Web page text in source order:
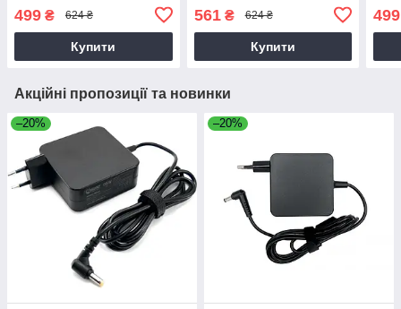
499 ₴ 624 ₴
Купити
P63G, P63G002 90W
561₴ 624 ₴
Купити
499
Акційні пропозиції та новинки
–20% –20%